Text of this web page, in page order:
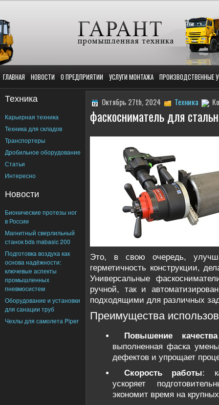
ГЛАВНАЯ НОВОСТИ О ПРЕДПРИЯТИИ УСЛУГИ МОНТАЖА ПРОИЗВОДСТВЕННЫЕ
Техника
Карьерная техника
Техника для складов
Транспортеры
Дробильное оборудование
Статьи
Интересно
Новости
Бионические протезы ног
в России
Магнитный сверлильный
станок bds mabasic 200
Подготовка воздуха как
основа надёжности:
ключевые аспекты
промышленных
пневмосистем
Оборудование и установки
для санации труб
Чехлы для самолета Piper
Октябрь 27th, 2024 Техника
фаскосниматель для
Это, в свою очередь,
герметичность конструкции,
Универсальные
ручной, так и
подходящими для различных
Преимущества
Повышение
выполненная фаска
дефектов и упрощает
Скорость работы:
ускоряет
экономит время на